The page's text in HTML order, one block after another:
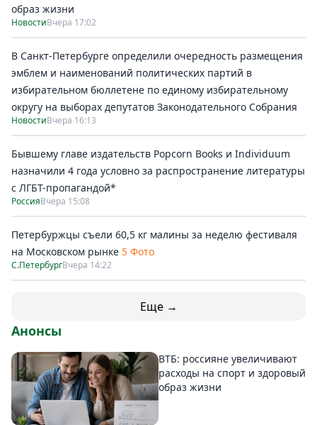
образ жизни
НовостиВчера 17:02
В Санкт-Петербурге определили очередность размещения
эмблем и наименований политических партий в
избирательном бюллетене по единому избирательному
округу на выборах депутатов Законодательного Собрания
НовостиВчера 16:13
Бывшему главе издательств Popcorn Books и Individuum
назначили 4 года условно за распространение литературы
с ЛГБТ-пропагандой*
РоссияВчера 15:08
Петербуржцы съели 60,5 кг малины за неделю фестиваля
на Московском рынке 5 Фото
С.ПетербургВчера 14:22
Еще →
Анонсы
ВТБ: россияне увеличивают
расходы на спорт и здоровый
образ жизни